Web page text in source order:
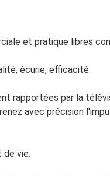
et pratique libres
écurie, efficacité.
rapportées par la
avec précision
de vie.